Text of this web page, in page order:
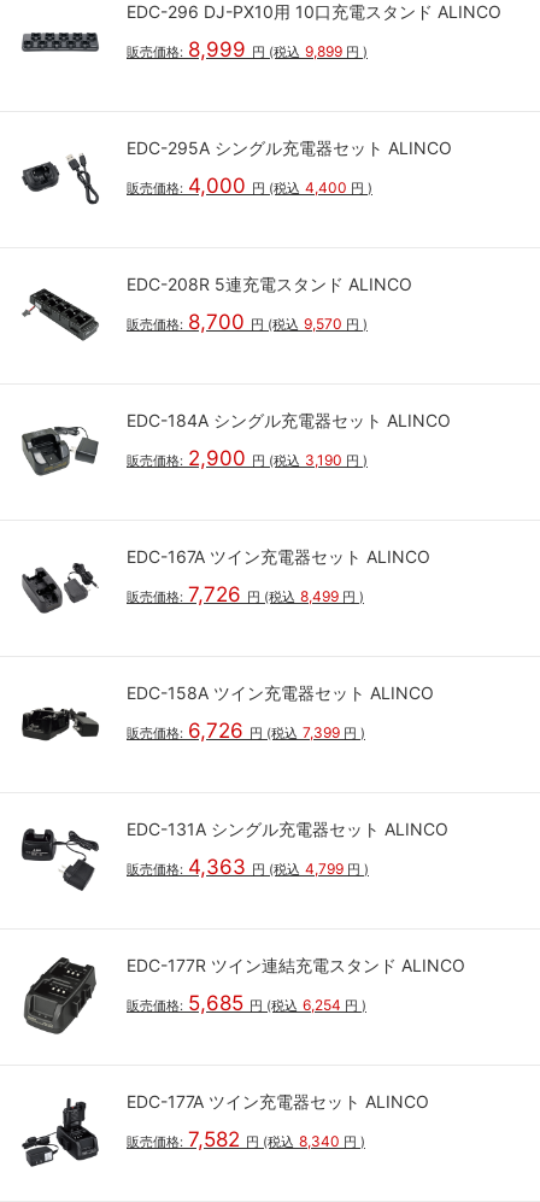
EDC-296 DJ-PX10用 10口充電スタンド ALINCO
販売価格: 8,999 円 (税込 9,899 円 )
EDC-295A シングル充電器セット ALINCO
販売価格: 4,000 円 (税込 4,400 円 )
EDC-208R 5連充電スタンド ALINCO
販売価格: 8,700 円 (税込 9,570 円 )
EDC-184A シングル充電器セット ALINCO
販売価格: 2,900 円 (税込 3,190 円 )
EDC-167A ツイン充電器セット ALINCO
販売価格: 7,726 円 (税込 8,499 円 )
EDC-158A ツイン充電器セット ALINCO
販売価格: 6,726 円 (税込 7,399 円 )
EDC-131A シングル充電器セット ALINCO
販売価格: 4,363 円 (税込 4,799 円 )
EDC-177R ツイン連結充電スタンド ALINCO
販売価格: 5,685 円 (税込 6,254 円 )
EDC-177A ツイン充電器セット ALINCO
販売価格: 7,582 円 (税込 8,340 円 )